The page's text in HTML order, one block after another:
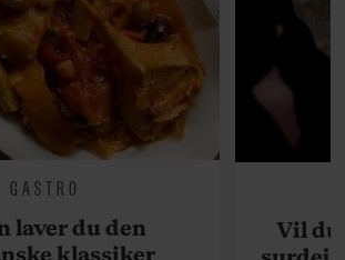
GASTRO
laver du den
klassiker
Vil du